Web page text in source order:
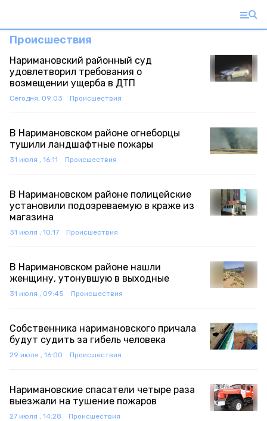
Происшествия
Наримановский районный суд
удовлетворил требования о
возмещении ущерба в ДТП
Сегодня, 09:03 Происшествия
В Наримановском районе огнеборцы
тушили ландшафтные пожары
31 июля , 16:11 Происшествия
В Наримановском районе полицейские
установили подозреваемую в краже из
магазина
31 июля , 10:17 Происшествия
В Наримановском районе нашли
женщину, утонувшую в выходные
31 июля , 09:45 Происшествия
Собственника наримановского причала
будут судить за гибель человека
29 июля , 16:00 Происшествия
Наримановские спасатели четыре раза
выезжали на тушение пожаров
27 июля , 14:28 Происшествия